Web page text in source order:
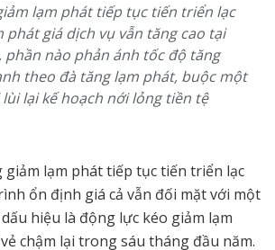
lạm phát tiếp tục tiến triển lạc
phát giá dịch vụ vẫn tăng cao tại
phần nào phản ánh tốc độ tăng
theo đà tăng lạm phát, buộc một
lùi lại kế hoạch nới lỏng tiền tệ
giảm lạm phát tiếp tục tiến triển lạc
ổn định giá cả vẫn đối mặt với một
hiệu là động lực kéo giảm lạm
chậm lại trong sáu tháng đầu năm.